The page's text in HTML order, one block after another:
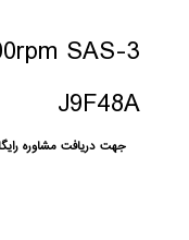
SAS-3
J9F48A
جهت دریافت مشاوره